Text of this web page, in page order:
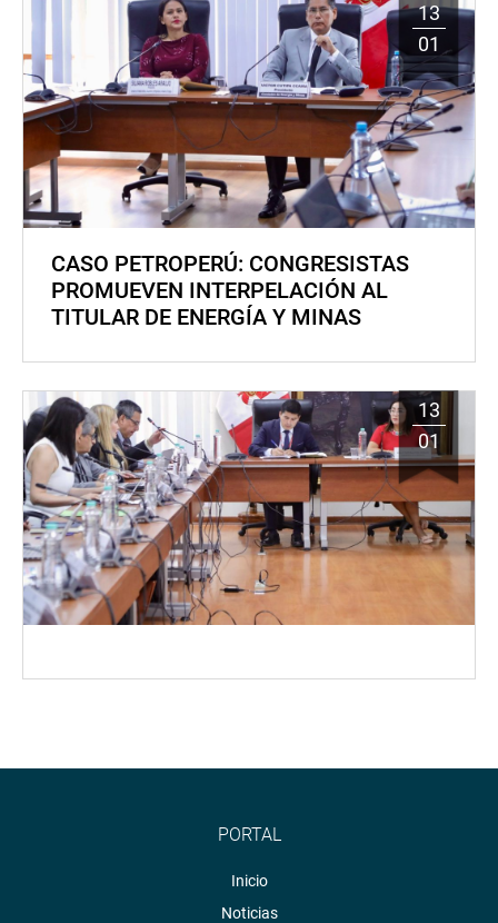
13
01
CASO PETROPERÚ: CONGRESISTAS
PROMUEVEN INTERPELACIÓN AL
TITULAR DE ENERGÍA Y MINAS
13
01
PORTAL
Inicio
Noticias